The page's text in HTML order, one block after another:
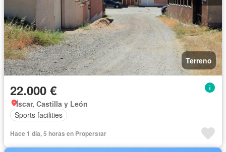
Terreno
22.000 €
Íscar, Castilla y León
Sports facilities
Hace 1 día, 5 horas en Properstar